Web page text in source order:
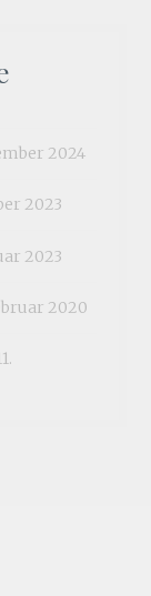
2024
2023
2023
2020